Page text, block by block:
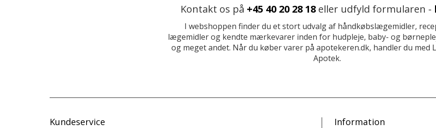
Kontakt os på +45 40 20 28 18 eller udfyld formularen -
I webshoppen finder du et stort udvalg af håndkøbslægemidler,
lægemidler og kendte mærkevarer inden for hudpleje, baby- og
og meget andet. Når du køber varer på apotekeren.dk, handler du med
Apotek.
Kundeservice Information